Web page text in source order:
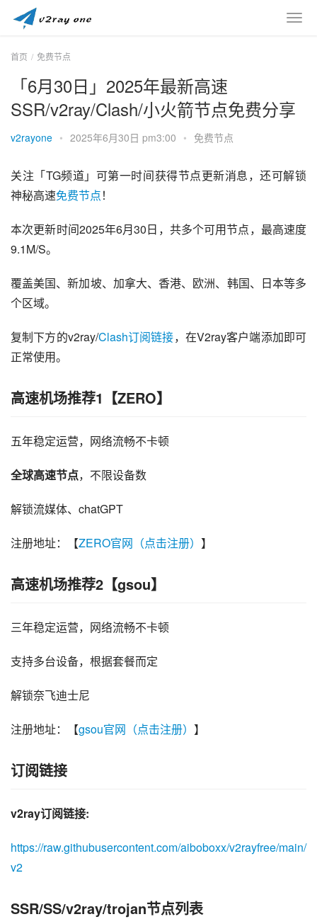
首页 免费节点
「6月30日」2025年最新高速
SSR/v2ray/Clash/小火箭节点免费分享
v2rayone • 2025年6月30日 pm3:00 • 免费节点
关注「TG频道」可第一时间获得节点更新消息，还可解锁
神秘高速免费节点！
本次更新时间2025年6月30日，共多个可用节点，最高速度
9.1M/S。
覆盖美国、新加坡、加拿大、香港、欧洲、韩国、日本等多
个区域。
复制下方的v2ray/Clash订阅链接，在V2ray客户端添加即可
正常使用。
高速机场推荐1【ZERO】
五年稳定运营，网络流畅不卡顿
全球高速节点，不限设备数
解锁流媒体、chatGPT
注册地址：【ZERO官网（点击注册） 】
高速机场推荐2【gsou】
三年稳定运营，网络流畅不卡顿
支持多台设备，根据套餐而定
解锁奈飞迪士尼
注册地址：【gsou官网（点击注册） 】
订阅链接
v2ray订阅链接:
https://raw.githubusercontent.com/aiboboxx/v2rayfree/main/
v2
SSR/SS/v2ray/trojan节点列表